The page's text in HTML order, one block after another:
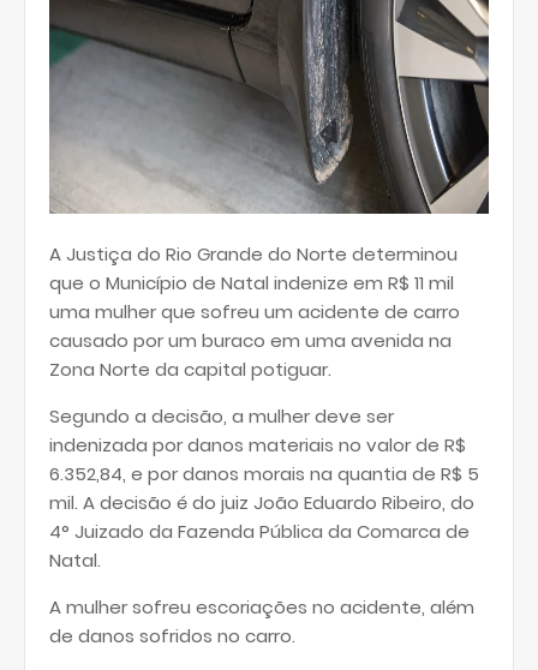
A Justiça do Rio Grande do Norte determinou
que o Município de Natal indenize em R$ 11 mil
uma mulher que sofreu um acidente de carro
causado por um buraco em uma avenida na
Zona Norte da capital potiguar.
Segundo a decisão, a mulher deve ser
indenizada por danos materiais no valor de R$
6.352,84, e por danos morais na quantia de R$ 5
mil. A decisão é do juiz João Eduardo Ribeiro, do
4° Juizado da Fazenda Pública da Comarca de
Natal.
A mulher sofreu escoriações no acidente, além
de danos sofridos no carro.